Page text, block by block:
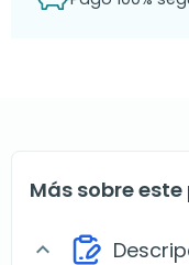
Más sobre
expand_more